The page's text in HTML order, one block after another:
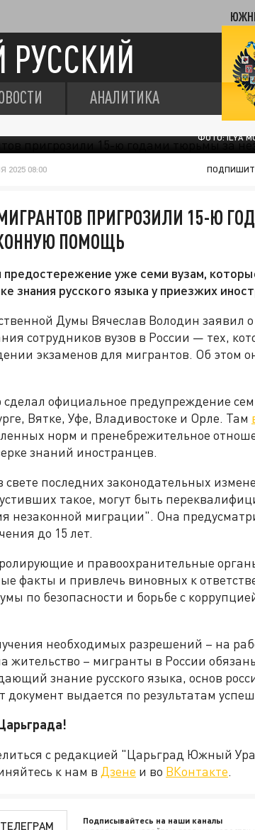
РУССКИЙ
АНАЛИТИКА
ФОТО: ILYA
2025 08:00
ПРИГРОЗИЛИ 15-Ю
ПОМОЩЬ
предостережение уже семи вузам,
знания русского языка у приезжих
Думы Вячеслав Володин заявил
сотрудников вузов в России — тех,
экзаменов для мигрантов. Об этом
официальное предупреждение
Вятке, Уфе, Владивостоке и Орле. Там
норм и пренебрежительное
знаний иностранцев.
свете последних законодательных
такое, могут быть
незаконной миграции". Она
до 15 лет.
и правоохранительные
факты и привлечь виновных к
по безопасности и борьбе с
необходимых разрешений – на
жительство – мигранты в России
знание русского языка, основ
документ выдается по результатам
с редакцией "Царьград Южный
к нам в Дзене и во ВКонтакте.
ТЕЛЕГРАМ Подписывайтесь на наши каналы